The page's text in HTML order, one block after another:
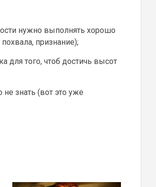
нужно выполнять хорошо
признание);
для того, чтоб достичь высот
не знать (вот это уже